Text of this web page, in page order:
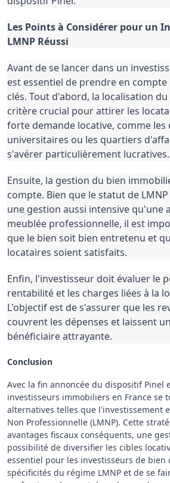
Les Points à Considérer pour un
LMNP Réussi
Avant de se lancer dans un
est essentiel de prendre en
clés. Tout d'abord, la localisation
critère crucial pour attirer les
forte demande locative, comme les
universitaires ou les quartiers
s'avérer particulièrement lucratives.
Ensuite, la gestion du bien
compte. Bien que le statut de
une gestion aussi intensive qu'une
meublée professionnelle, il est
que le bien soit bien entretenu et
locataires soient satisfaits.
Enfin, l'investisseur doit évaluer le
rentabilité et les charges liées à la
L'objectif est de s'assurer que les
couvrent les dépenses et laissent
bénéficiaire attrayante.
Conclusion
Avec la fin annoncée du dispositif Pinel
investisseurs immobiliers en France se
alternatives telles que l'investissement
Non Professionnelle (LMNP). Cette
avantages fiscaux conséquents, une
possibilité de diversifier les cibles
essentiel pour les investisseurs de bien
spécificités du régime LMNP et de se